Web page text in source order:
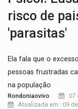
risco de
'parasitas'
Ela fala que o
pessoas frustradas
na população
Rondoniaovivo
07
Atualizada em : 09